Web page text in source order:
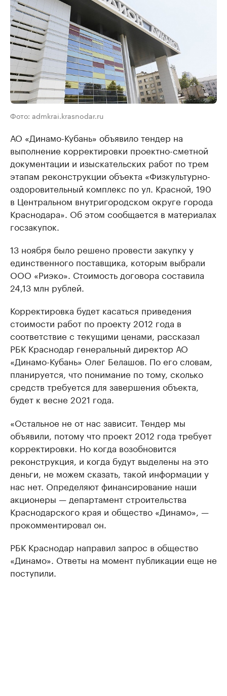
Фото: admkrai.krasnodar.ru
АО «Динамо-Кубань» объявило тендер на
выполнение корректировки проектно-сметной
документации и изыскательских работ по трем
этапам реконструкции объекта «Физкультурно-
оздоровительный комплекс по ул. Красной, 190
в Центральном внутригородском округе города
Краснодара». Об этом сообщается в материалах
госзакупок.
13 ноября было решено провести закупку у
единственного поставщика, которым выбрали
ООО «Риэко». Стоимость договора составила
24,13 млн рублей.
Корректировка будет касаться приведения
стоимости работ по проекту 2012 года в
соответствие с текущими ценами, рассказал
РБК Краснодар генеральный директор АО
«Динамо-Кубань» Олег Белашов. По его словам,
планируется, что понимание по тому, сколько
средств требуется для завершения объекта,
будет к весне 2021 года.
«Остальное не от нас зависит. Тендер мы
объявили, потому что проект 2012 года требует
корректировки. Но когда возобновится
реконструкция, и когда будут выделены на это
деньги, не можем сказать, такой информации у
нас нет. Определяют финансирование наши
акционеры — департамент строительства
Краснодарского края и общество «Динамо», —
прокомментировал он.
РБК Краснодар направил запрос в общество
«Динамо». Ответы на момент публикации еще не
поступили.